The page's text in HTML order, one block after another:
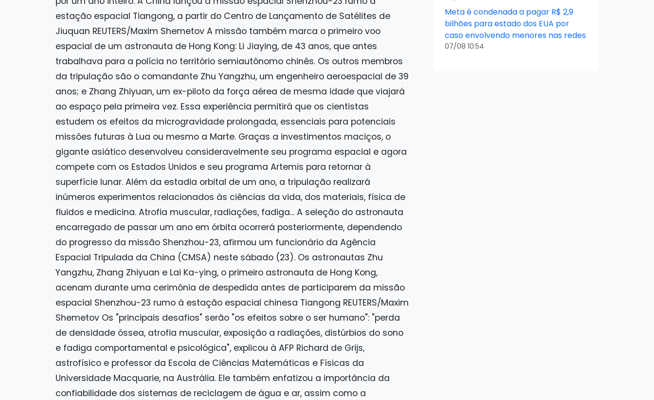
estação espacial Tiangong, a partir do Centro de Lançamento de Satélites de
Jiuquan REUTERS/Maxim Shemetov A missão também marca o primeiro voo
espacial de um astronauta de Hong Kong: Li Jiaying, de 43 anos, que antes
trabalhava para a polícia no território semiautônomo chinês. Os outros membros
da tripulação são o comandante Zhu Yangzhu, um engenheiro aeroespacial de 39
anos; e Zhang Zhiyuan, um ex-piloto da força aérea de mesma idade que viajará
ao espaço pela primeira vez. Essa experiência permitirá que os cientistas
estudem os efeitos da microgravidade prolongada, essenciais para potenciais
missões futuras à Lua ou mesmo a Marte. Graças a investimentos maciços, o
gigante asiático desenvolveu consideravelmente seu programa espacial e agora
compete com os Estados Unidos e seu programa Artemis para retornar à
superfície lunar. Além da estadia orbital de um ano, a tripulação realizará
inúmeros experimentos relacionados às ciências da vida, dos materiais, física de
fluidos e medicina. Atrofia muscular, radiações, fadiga... A seleção do astronauta
encarregado de passar um ano em órbita ocorrerá posteriormente, dependendo
do progresso da missão Shenzhou-23, afirmou um funcionário da Agência
Espacial Tripulada da China (CMSA) neste sábado (23). Os astronautas Zhu
Yangzhu, Zhang Zhiyuan e Lai Ka-ying, o primeiro astronauta de Hong Kong,
acenam durante uma cerimônia de despedida antes de participarem da missão
espacial Shenzhou-23 rumo à estação espacial chinesa Tiangong REUTERS/Maxim
Shemetov Os "principais desafios" serão "os efeitos sobre o ser humano": "perda
de densidade óssea, atrofia muscular, exposição a radiações, distúrbios do sono
e fadiga comportamental e psicológica", explicou à AFP Richard de Grijs,
astrofísico e professor da Escola de Ciências Matemáticas e Físicas da
Universidade Macquarie, na Austrália. Ele também enfatizou a importância da
confiabilidade dos sistemas de reciclagem de água e ar, assim como a
Meta é condenada a pagar R$ 2,9
bilhões para estado dos EUA por
caso envolvendo menores nas redes
07/08 10:54